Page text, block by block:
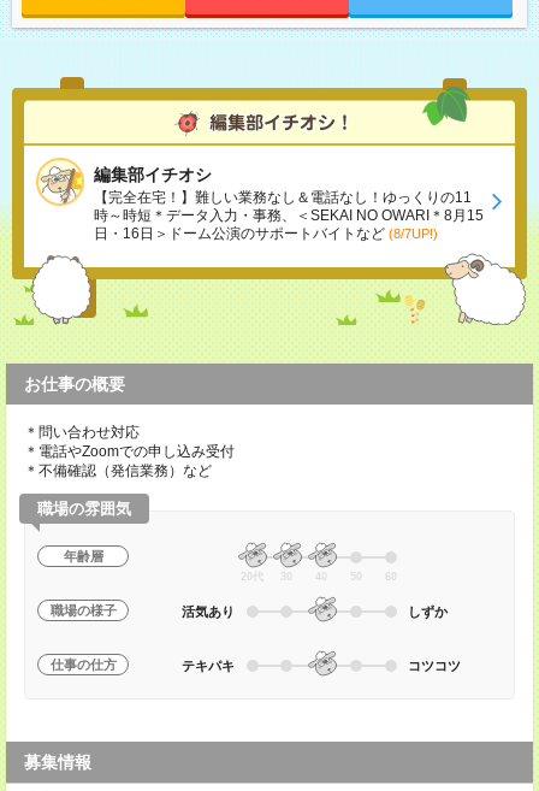
編集部イチオシ
【完全在宅！】難しい業務なし＆電話なし！ゆっくりの11
時～時短＊データ入力・事務、＜SEKAI NO OWARI＊8月15
日・16日＞ドーム公演のサポートバイトなど (8/7UP!)
お仕事の概要
＊問い合わせ対応
＊電話やZoomでの申し込み受付
＊不備確認（発信業務）など
職場の雰囲気
年齢層
20代 30 40 50 60
職場の様子 活気あり しずか
仕事の仕方 テキパキ コツコツ
募集情報